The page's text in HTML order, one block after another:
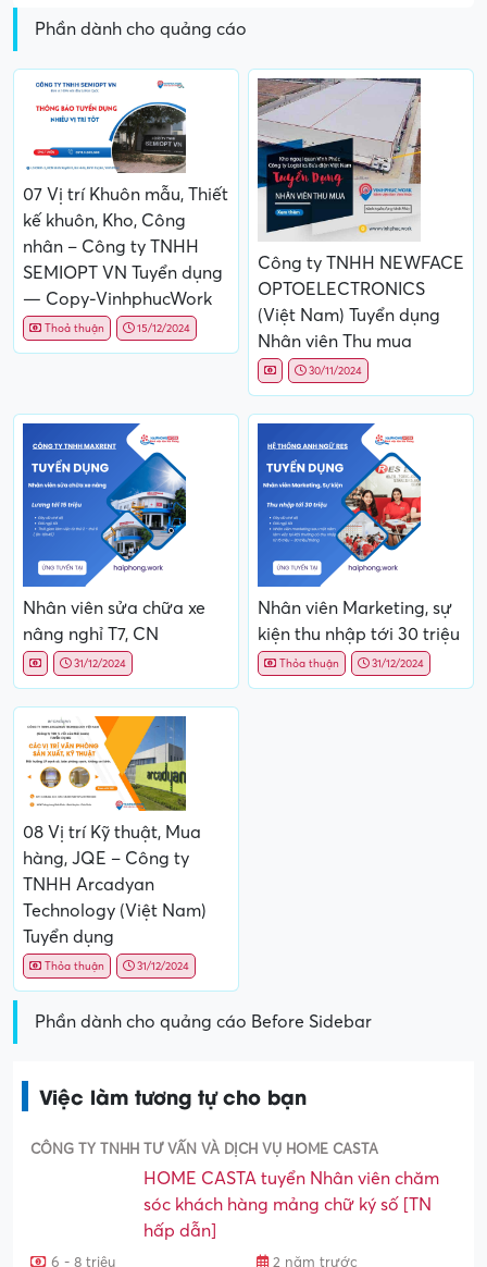
Phần dành cho quảng cáo
07 Vị trí Khuôn mẫu, Thiết
kế khuôn, Kho, Công
nhân – Công ty TNHH
SEMIOPT VN Tuyển dụng
— Copy-VinhphucWork
Thoả thuận 15/12/2024
Công ty TNHH NEWFACE
OPTOELECTRONICS
(Việt Nam) Tuyển dụng
Nhân viên Thu mua
30/11/2024
Nhân viên sửa chữa xe
nâng nghỉ T7, CN
31/12/2024
Nhân viên Marketing, sự
kiện thu nhập tới 30 triệu
Thỏa thuận 31/12/2024
08 Vị trí Kỹ thuật, Mua
hàng, JQE – Công ty
TNHH Arcadyan
Technology (Việt Nam)
Tuyển dụng
Thỏa thuận 31/12/2024
Phần dành cho quảng cáo Before Sidebar
Việc làm tương tự cho bạn
CÔNG TY TNHH TƯ VẤN VÀ DỊCH VỤ HOME CASTA
HOME CASTA tuyển Nhân viên chăm
sóc khách hàng mảng chữ ký số [TN
hấp dẫn]
6 - 8 triệu
2 năm trước